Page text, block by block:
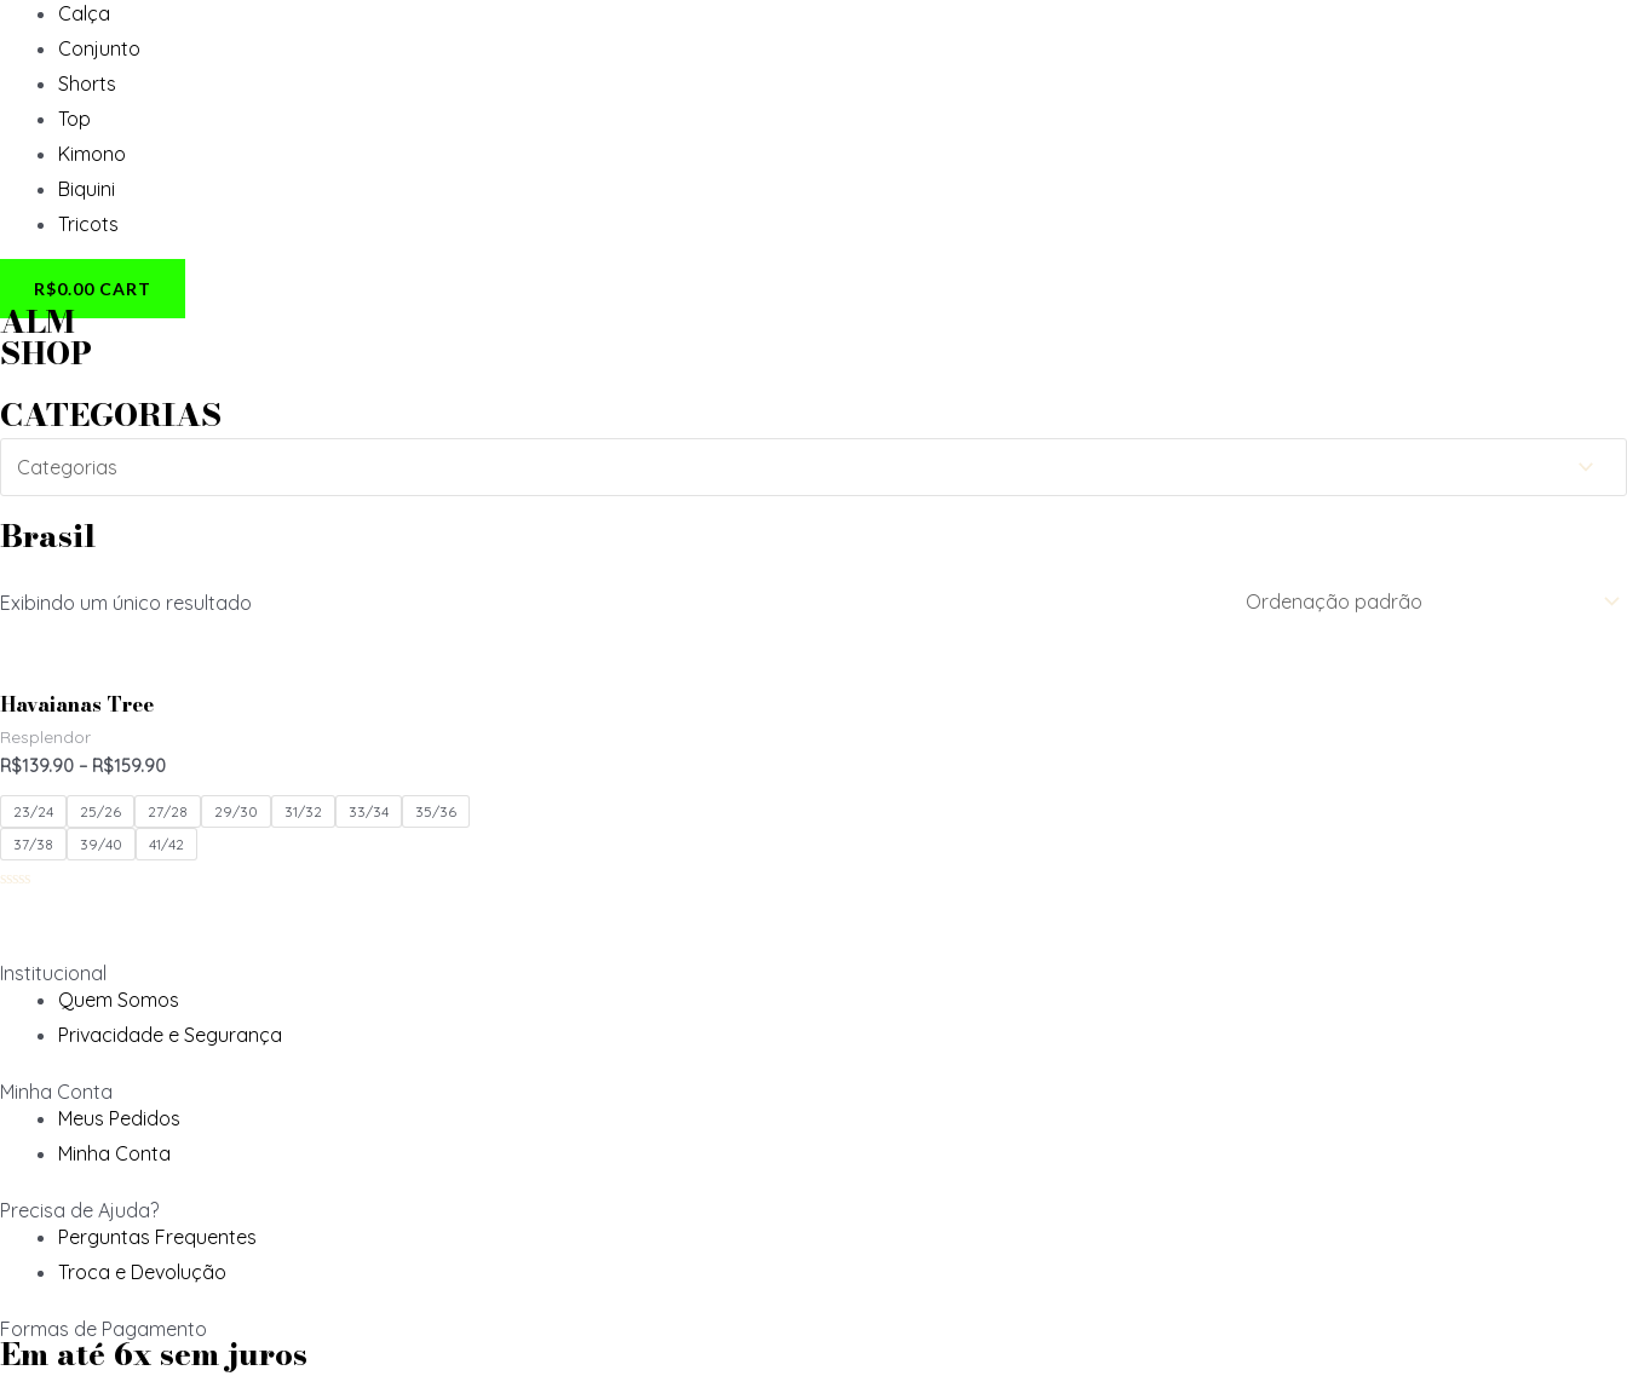
Calça
Conjunto
Shorts
Top
Kimono
Biquini
Tricots
R$0.00 CART
ALM
SHOP
CATEGORIAS
Brasil
Exibindo um único resultado
Havaianas Tree
Resplendor
R$139.90 – R$159.90
23/24 25/26 27/28 29/30 31/32 33/34
35/36
37/38
39/40 41/42
Institucional
Quem Somos
Privacidade e Segurança
Minha Conta
Meus Pedidos
Minha Conta
Precisa de Ajuda?
Perguntas Frequentes
Troca e Devolução
Formas de Pagamento
Em até 6x sem juros